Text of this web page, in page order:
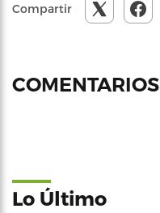
Compartir
COMENTARIOS
Lo Último